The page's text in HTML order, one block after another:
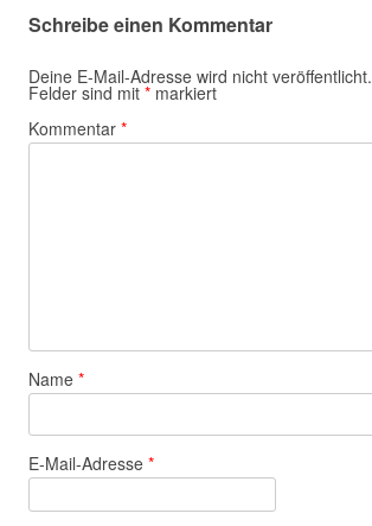
Schreibe einen Kommentar
Deine E-Mail-Adresse wird nicht veröffentlicht.
Felder sind mit * markiert
Kommentar *
Name *
E-Mail-Adresse *